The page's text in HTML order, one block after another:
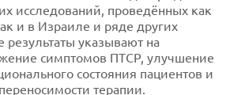
исследований, проведённых как
и в Израиле и ряде других
результаты указывают на
симптомов ПТСР, улучшение
состояния пациентов и
терапии.